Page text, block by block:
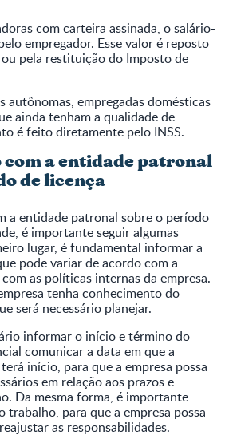
com carteira assinada, o salário-
empregador. Esse valor é reposto
pela restituição do Imposto de
autônomas, empregadas domésticas
ainda tenham a qualidade de
é feito diretamente pelo INSS.
com a entidade patronal
de licença
a entidade patronal sobre o período
é importante seguir algumas
lugar, é fundamental informar a
pode variar de acordo com a
as políticas internas da empresa.
tenha conhecimento do
será necessário planejar.
informar o início e término do
comunicar a data em que a
início, para que a empresa possa
em relação aos prazos e
Da mesma forma, é importante
para que a empresa possa
as responsabilidades.